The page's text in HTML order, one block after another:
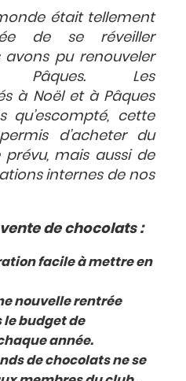
était tellement
de se réveiller
avons pu renouveler
Les
à Noël et à Pâques
qu’escompté, cette
d’acheter du
mais aussi de
internes de nos
de chocolats :
facile à mettre en
nouvelle rentrée
le budget de
année.
de chocolats ne se